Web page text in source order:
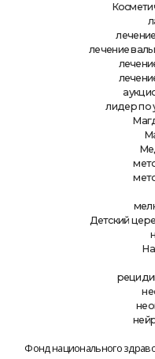
лечение
лидер по
Детский
Фонд национального